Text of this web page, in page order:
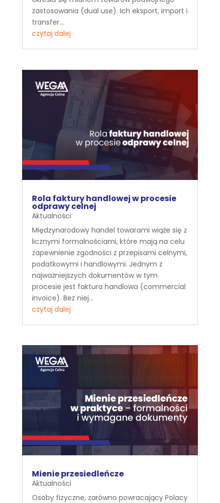
zastosowania (dual use). Ich eksport, import i
transfer...
czytaj dalej
Rola faktury handlowej w procesie
odprawy celnej
Aktualności
Międzynarodowy handel towarami wiąże się z
licznymi formalnościami, które mają na celu
zapewnienie zgodności z przepisami celnymi,
podatkowymi i handlowymi. Jednym z
najważniejszych dokumentów w tym
procesie jest faktura handlowa (commercial
invoice). Bez niej...
czytaj dalej
Mienie przesiedleńcze
Aktualności
Osoby fizyczne, zarówno powracający Polacy